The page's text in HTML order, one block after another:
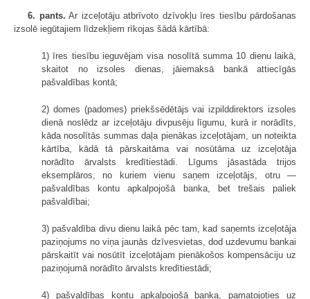
6. pants. Ar izceļotāju atbrīvoto dzīvokļu īres tiesību pārdošanas
izsolē iegūtajiem līdzekļiem rīkojas šādā kārtībā:
1) īres tiesību ieguvējam visa nosolītā summa 10 dienu laikā,
skaitot no izsoles dienas, jāiemaksā bankā attiecīgās
pašvaldības kontā;
2) domes (padomes) priekšsēdētājs vai izpilddirektors izsoles
dienā noslēdz ar izceļotāju divpusēju līgumu, kurā ir norādīts,
kāda nosolītās summas daļa pienākas izceļotājam, un noteikta
kārtība, kādā tā pārskaitāma vai nosūtāma uz izceļotāja
norādīto ārvalsts kredītiestādi. Līgums jāsastāda trijos
eksemplāros, no kuriem vienu saņem izceļotājs, otru —
pašvaldības kontu apkalpojošā banka, bet trešais paliek
pašvaldībai;
3) pašvaldība divu dienu laikā pēc tam, kad saņemts izceļotāja
paziņojums no viņa jaunās dzīvesvietas, dod uzdevumu bankai
pārskaitīt vai nosūtīt izceļotājam pienākošos kompensāciju uz
paziņojumā norādīto ārvalsts kredītiestādi;
4) pašvaldības kontu apkalpojošā banka, pamatojoties uz